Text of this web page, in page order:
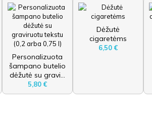
Personalizuota
šampano butelio
dėžutė su gravi...
5,80 €
Dėžutė
cigaretėms
6,50 €